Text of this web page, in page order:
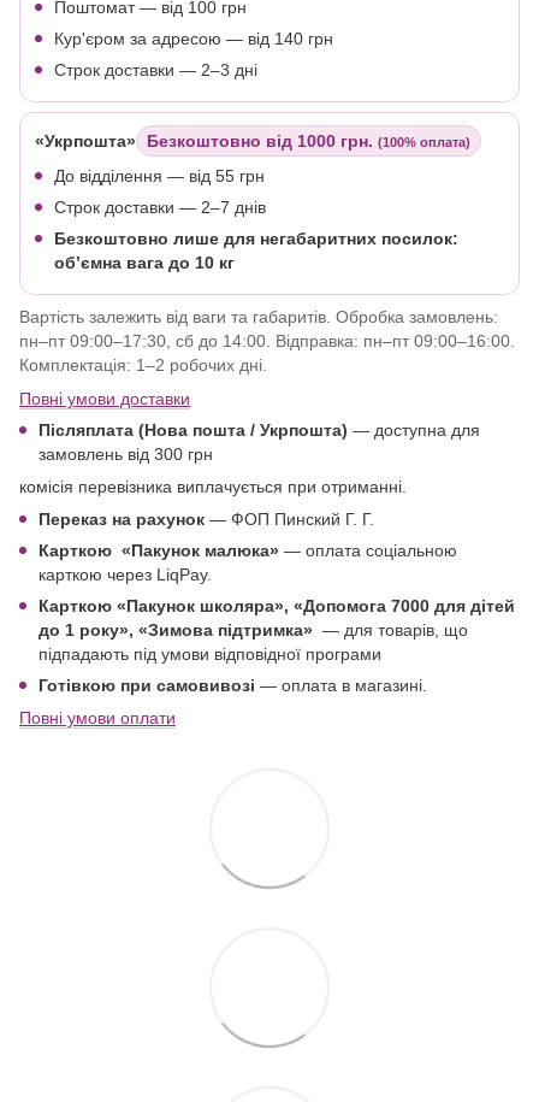
Поштомат — від 100 грн
Кур'єром за адресою — від 140 грн
Строк доставки — 2–3 дні
«Укрпошта» Безкоштовно від 1000 грн. (100% оплата)
До відділення — від 55 грн
Строк доставки — 2–7 днів
Безкоштовно лише для негабаритних посилок:
об’ємна вага до 10 кг
Вартість залежить від ваги та габаритів. Обробка замовлень:
пн–пт 09:00–17:30, сб до 14:00. Відправка: пн–пт 09:00–16:00.
Комплектація: 1–2 робочих дні.
Повні умови доставки
Післяплата (Нова пошта / Укрпошта) — доступна для
замовлень від 300 грн
комісія перевізника виплачується при отриманні.
Переказ на рахунок — ФОП Пинский Г. Г.
Карткою «Пакунок малюка» — оплата соціальною
карткою через LiqPay.
Карткою «Пакунок школяра», «Допомога 7000 для дітей
до 1 року», «Зимова підтримка» — для товарів, що
підпадають під умови відповідної програми
Готівкою при самовивозі — оплата в магазині.
Повні умови оплати